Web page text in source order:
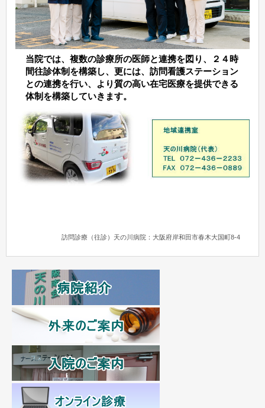
当院では、複数の診療所の医師と連携を図り、２４時
間往診体制を構築し、更には、訪問看護ステーション
との連携を行い、より質の高い在宅医療を提供できる
体制を構築していきます。
訪問診療（往診）天の川病院：大阪府岸和田市春木大国町8-4